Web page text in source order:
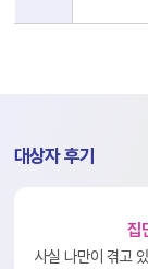
대상자 후기
집
사실 나만이 겪고